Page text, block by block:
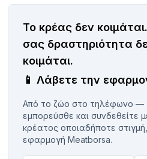
Το κρέας δεν κοιμάται.
σας δραστηριότητα
κοιμάται.
📱 Λάβετε την
Από το ζώο στο τηλέφωνο —
εμπορεύσθε και συνδεθείτε
κρέατος οποιαδήποτε
εφαρμογή Meatborsa.